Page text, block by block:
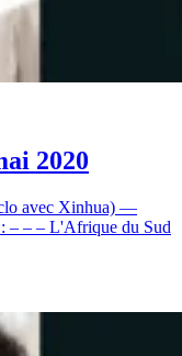
2020
avec Xinhua) —
– – – L'Afrique du Sud